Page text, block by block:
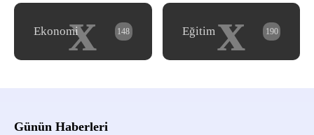
x
Ekonomi 148 x
Eğitim 190
Günün Haberleri